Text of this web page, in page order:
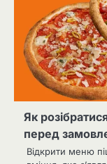
Як
перед
Відкрити меню